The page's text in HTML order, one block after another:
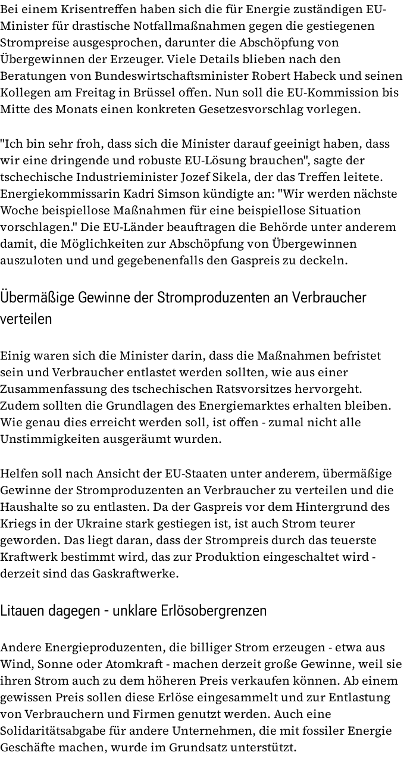
Bei einem Krisentreffen haben sich die für Energie zuständigen EU-
Minister für drastische Notfallmaßnahmen gegen die gestiegenen
Strompreise ausgesprochen, darunter die Abschöpfung von
Übergewinnen der Erzeuger. Viele Details blieben nach den
Beratungen von Bundeswirtschaftsminister Robert Habeck und seinen
Kollegen am Freitag in Brüssel offen. Nun soll die EU-Kommission bis
Mitte des Monats einen konkreten Gesetzesvorschlag vorlegen.
"Ich bin sehr froh, dass sich die Minister darauf geeinigt haben, dass
wir eine dringende und robuste EU-Lösung brauchen", sagte der
tschechische Industrieminister Jozef Sikela, der das Treffen leitete.
Energiekommissarin Kadri Simson kündigte an: "Wir werden nächste
Woche beispiellose Maßnahmen für eine beispiellose Situation
vorschlagen." Die EU-Länder beauftragen die Behörde unter anderem
damit, die Möglichkeiten zur Abschöpfung von Übergewinnen
auszuloten und und gegebenenfalls den Gaspreis zu deckeln.
Übermäßige Gewinne der Stromproduzenten an Verbraucher
verteilen
Einig waren sich die Minister darin, dass die Maßnahmen befristet
sein und Verbraucher entlastet werden sollten, wie aus einer
Zusammenfassung des tschechischen Ratsvorsitzes hervorgeht.
Zudem sollten die Grundlagen des Energiemarktes erhalten bleiben.
Wie genau dies erreicht werden soll, ist offen - zumal nicht alle
Unstimmigkeiten ausgeräumt wurden.
Helfen soll nach Ansicht der EU-Staaten unter anderem, übermäßige
Gewinne der Stromproduzenten an Verbraucher zu verteilen und die
Haushalte so zu entlasten. Da der Gaspreis vor dem Hintergrund des
Kriegs in der Ukraine stark gestiegen ist, ist auch Strom teurer
geworden. Das liegt daran, dass der Strompreis durch das teuerste
Kraftwerk bestimmt wird, das zur Produktion eingeschaltet wird -
derzeit sind das Gaskraftwerke.
Litauen dagegen - unklare Erlösobergrenzen
Andere Energieproduzenten, die billiger Strom erzeugen - etwa aus
Wind, Sonne oder Atomkraft - machen derzeit große Gewinne, weil sie
ihren Strom auch zu dem höheren Preis verkaufen können. Ab einem
gewissen Preis sollen diese Erlöse eingesammelt und zur Entlastung
von Verbrauchern und Firmen genutzt werden. Auch eine
Solidaritätsabgabe für andere Unternehmen, die mit fossiler Energie
Geschäfte machen, wurde im Grundsatz unterstützt.